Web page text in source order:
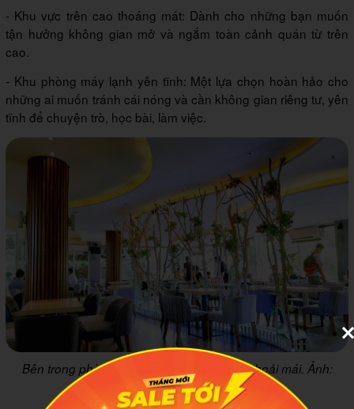
- Khu vực trên cao thoáng mát: Dành cho những bạn muốn
tận hưởng không gian mở và ngắm toàn cảnh quán từ trên
cao.
- Khu phòng máy lạnh yên tĩnh: Một lựa chọn hoàn hảo cho
những ai muốn tránh cái nóng và cần không gian riêng tư, yên
tĩnh để chuyện trò, học bài, làm việc.
Bên trong phòng máy lạnh rất yên tĩnh và thoải mái. Ảnh:
DuMienGardenCoffee